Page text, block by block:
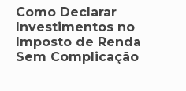
Como Declarar
Investimentos no
Imposto de Renda
Sem Complicação